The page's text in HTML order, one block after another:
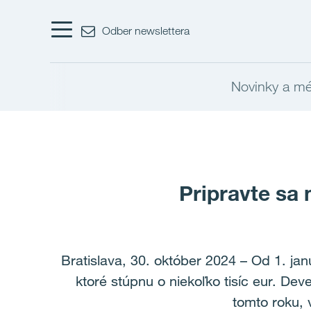
Odber newslettera
Novinky a
Pripravte sa
Bratislava, 30. október 2024 – Od 1.
ktoré stúpnu o niekoľko tisíc eur.
tomto roku,